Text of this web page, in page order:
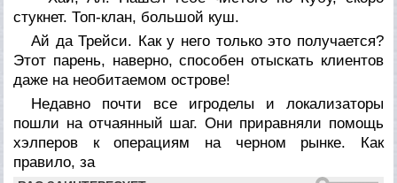
стукнет. Топ-клан, большой куш.
Ай да Трейси. Как у него только это получается?
Этот парень, наверно, способен отыскать клиентов
даже на необитаемом острове!
Недавно почти все игроделы и локализаторы
пошли на отчаянный шаг. Они приравняли помощь
хэлперов к операциям на черном рынке. Как
правило, за